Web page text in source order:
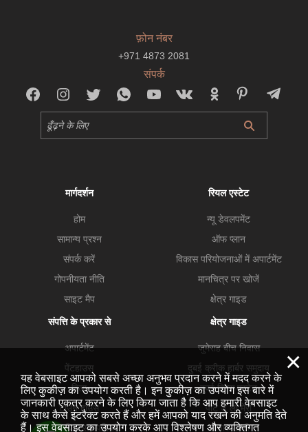
फ़ोन नंबर
+971 4873 2081
संपर्क
मार्गदर्शन
होम
सामान्य प्रश्न
संपर्क करें
गोपनीयता नीति
साइट मैप
रियल एस्टेट
न्यू डेवलपमेंट
ऑफ प्लान
विकास परियोजनाओं में अपार्टमेंट
मानचित्र पर खोजें
क्षेत्र गाइड
संपत्ति के प्रकार से
अपार्टमेंट
पेंटहाउस
विला
टाउन हाउस
व्यावसायिक सम्मपतियां
क्षेत्र गाइड
जुमेराह बीच निवास
दुबई क्रीक हार्बर समुदाय
दुबई हिल्स एस्टेट
पोर्ट डे ला मेरो
व्यापार खाड़ी
×
यह वेबसाइट आपको सबसे अच्छा अनुभव प्रदान करने में मदद करने के
लिए कुकीज़ का उपयोग करती है। इन कुकीज़ का उपयोग इस बारे में
जानकारी एकत्र करने के लिए किया जाता है कि आप हमारी वेबसाइट
के साथ कैसे इंटरैक्ट करते हैं और हमें आपको याद रखने की अनुमति देते
हैं। इस वेबसाइट का उपयोग करके आप विश्लेषण और व्यक्तिगत